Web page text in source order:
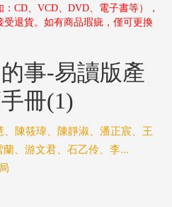
CD、VCD、DVD、電子書等），
受退貨。如有商品瑕疵，僅可更換
事-易讀版產
冊(1)
、陳筱瑋、陳靜淑、潘正宸、王
、游文君、石乙伶、李...